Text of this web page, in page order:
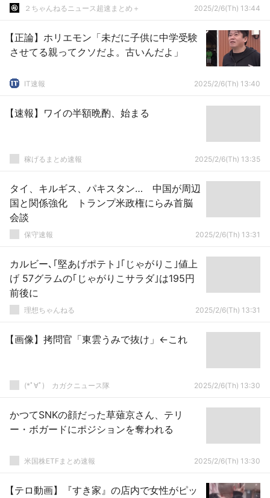
２ちゃんねるニュース超速まとめ＋ 2025/2/6(Th) 13:44
【正論】ホリエモン「未だに子供に中学受験
させてる親ってクソだよ。古いんだよ」
IT速報 2025/2/6(Th) 13:40
【速報】ワイの半額晩酌、始まる
稼げるまとめ速報 2025/2/6(Th) 13:35
タイ、キルギス、パキスタン… 中国が周辺
国と関係強化 トランプ米政権にらみ首脳
会談
保守速報 2025/2/6(Th) 13:31
カルビー､｢堅あげポテト｣｢じゃがりこ｣値上
げ 57グラムの｢じゃがりこサラダ｣は195円
前後に
理想ちゃんねる 2025/2/6(Th) 13:31
【画像】拷問官「東雲うみで抜け」←これ
(*ﾟ∀ﾟ)ゞカガクニュース隊 2025/2/6(Th) 13:30
かつてSNKの顔だった草薙京さん、テリ
ー・ボガードにポジションを奪われる
米国株ETFまとめ速報 2025/2/6(Th) 13:30
【テロ動画】『すき家』の店内で女性がピッ